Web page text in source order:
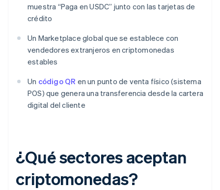
muestra “Paga en USDC” junto con las tarjetas de
crédito
Un Marketplace global que se establece con
vendedores extranjeros en criptomonedas
estables
Un código QR en un punto de venta físico (sistema
POS) que genera una transferencia desde la cartera
digital del cliente
¿Qué sectores aceptan
criptomonedas?